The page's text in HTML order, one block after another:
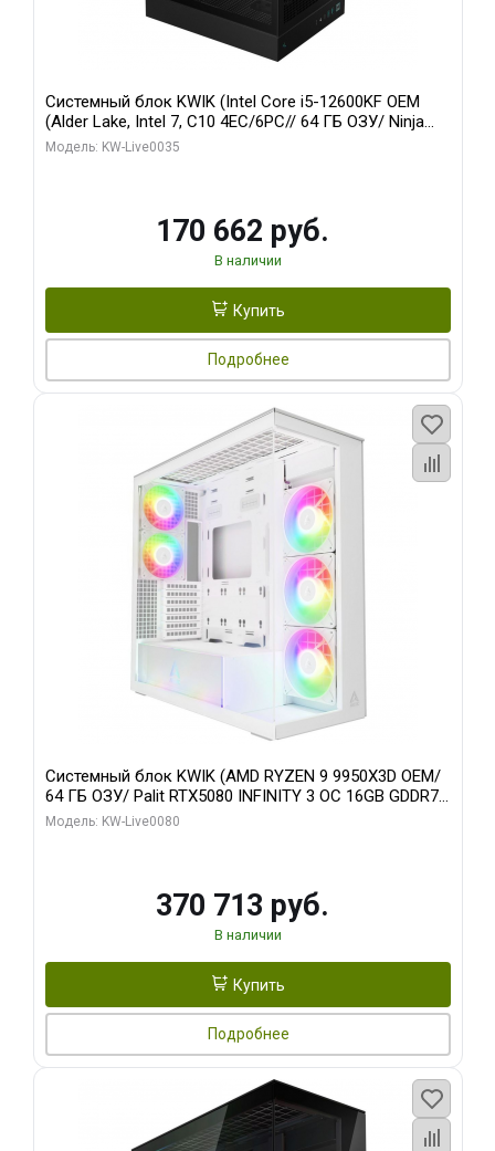
Системный блок KWIK (Intel Core i5-12600KF OEM
(Alder Lake, Intel 7, C10 4EC/6PC// 64 ГБ ОЗУ/ Ninja
Sinotex GTX1650 4GB 128bit GDDR6 DVI DP HDMI 2/
Модель: KW-Live0035
170 662 руб.
В наличии
Купить
Подробнее
Системный блок KWIK (AMD RYZEN 9 9950X3D OEM/
64 ГБ ОЗУ/ Palit RTX5080 INFINITY 3 OC 16GB GDDR7
256bit 3xDP H/ 960 ГБ SSD)
Модель: KW-Live0080
370 713 руб.
В наличии
Купить
Подробнее